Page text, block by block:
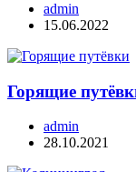
admin
15.06.2022
Горящие
admin
28.10.2021